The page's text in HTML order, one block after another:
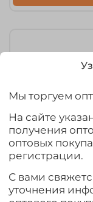
867-420
Удилище
Kaida Level
Мы торгуем
На сайте
получения
оптовых
регистрации.
С вами
уточнения